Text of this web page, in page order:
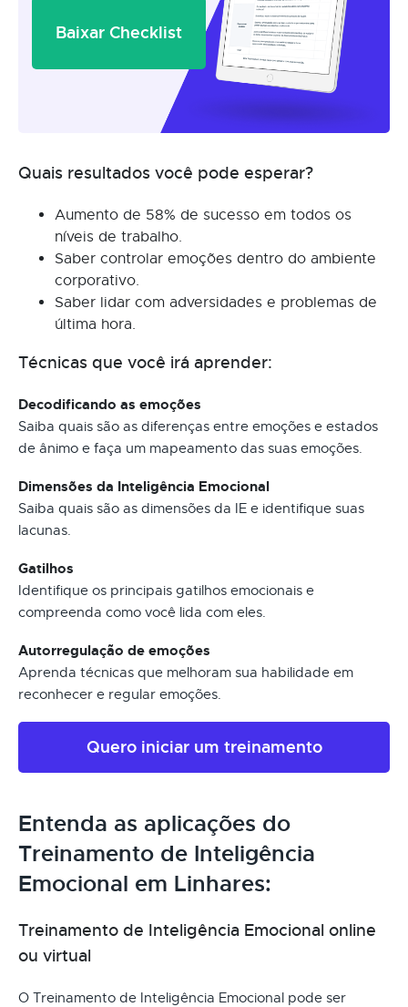
Baixar Checklist
Quais resultados você pode esperar?
Aumento de 58% de sucesso em todos os
níveis de trabalho.
Saber controlar emoções dentro do ambiente
corporativo.
Saber lidar com adversidades e problemas de
última hora.
Técnicas que você irá aprender:
Decodificando as emoções
Saiba quais são as diferenças entre emoções e estados
de ânimo e faça um mapeamento das suas emoções.
Dimensões da Inteligência Emocional
Saiba quais são as dimensões da IE e identifique suas
lacunas.
Gatilhos
Identifique os principais gatilhos emocionais e
compreenda como você lida com eles.
Autorregulação de emoções
Aprenda técnicas que melhoram sua habilidade em
reconhecer e regular emoções.
Quero iniciar um treinamento
Entenda as aplicações do
Treinamento de Inteligência
Emocional em Linhares:
Treinamento de Inteligência Emocional online
ou virtual
O Treinamento de Inteligência Emocional pode ser